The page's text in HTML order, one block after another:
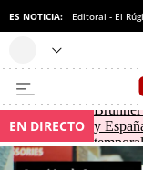
ES NOTICIA: Editoral - El
EN DIRECTO
Brunner
y